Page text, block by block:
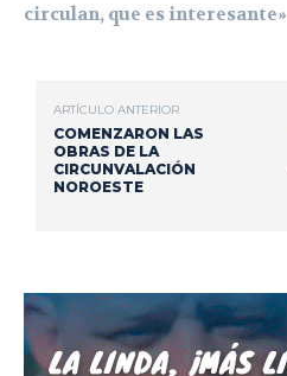
circulan, que es interesante»
ARTÍCULO ANTERIOR
COMENZARON LAS
OBRAS DE LA
CIRCUNVALACIÓN
NOROESTE